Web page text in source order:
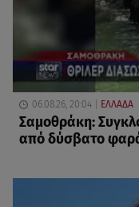
06.08.26, 20:04 ΕΛΛΑΔΑ
Σαμοθράκη:
από δύσβατο